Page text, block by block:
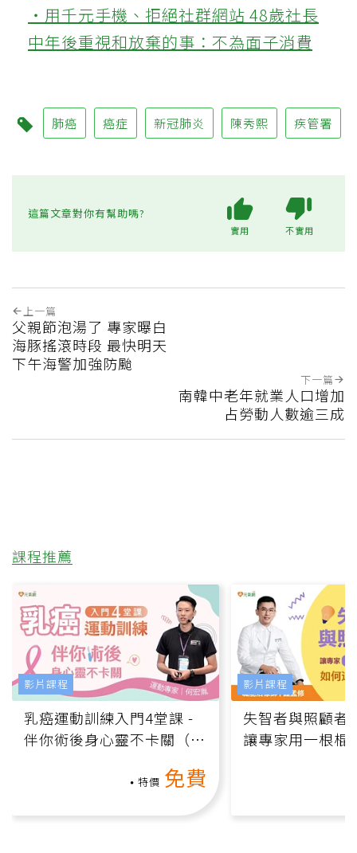
‧用千元手機、拒絕社群網站 48歲社長
中年後重視和放棄的事：不為面子消費
肺癌 癌症 新冠肺炎 陳秀熙 疾管署
這篇文章對你有幫助嗎?
實用 不實用
上一篇
父親節泡湯了 專家曝白
海豚搖滾時段 最快明天
下午海警加強防颱
下一篇
南韓中老年就業人口增加
占勞動人數逾三成
課程推薦
乳癌運動訓練入門4堂課 -
伴你術後身心靈不卡關（線
特價 免費
影片課程
失智者與照顧者
讓專家用一根棍
影片課程